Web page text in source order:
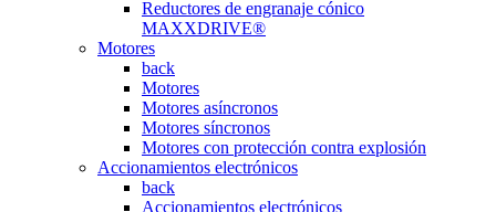
Reductores de engranaje cónico
MAXXDRIVE®
Motores
back
Motores
Motores asíncronos
Motores síncronos
Motores con protección contra explosión
Accionamientos electrónicos
back
Accionamientos electrónicos